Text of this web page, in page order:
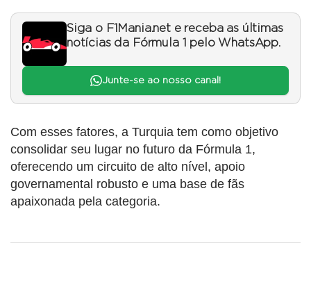
Siga o F1Mania.net e receba as últimas
notícias da Fórmula 1 pelo WhatsApp.
Junte-se ao nosso canal!
Com esses fatores, a Turquia tem como objetivo
consolidar seu lugar no futuro da Fórmula 1,
oferecendo um circuito de alto nível, apoio
governamental robusto e uma base de fãs
apaixonada pela categoria.